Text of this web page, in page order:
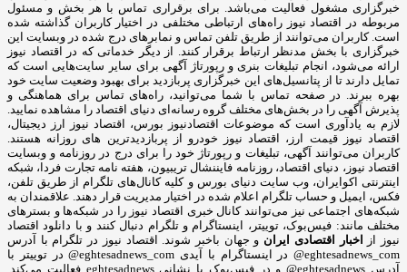
خبرگزاری مشغول فعالیت می‌باشد. برای برقراری تماس با هر بخش و مسئول
مربوطه در اقتصاد نیوز راه‌های ارتباطی مختلفی در اختیار کاربران گذاشته شده
است. کاربران می‌توانند از طریق تلفن تماس و نمابرهای درج شده در وبسایت این
خبرگزاری با بخش مدنظر ارتباط برقرار کنند. از دیگر خدماتی که در اقتصاد نیوز
ارائه می‌شود، انجام تبلیغات بنری و رپورتاژ آگهی برای سایر سایت‌هایی است که
تمایل دارند تا از پتانسیل‌های این خبرگزاری پربازدید برای بهبود وضعیت سایت خود
بهره ببرند. در صفحه تماس با شما می‌توانید، راه‌های تماس برای هماهنگی و
پذیرش آگهی را در بخش‌های مختلف گروه رسانه‌ای دنیای اقتصاد را مشاهده نمایید.
لازم به یادآوری است که موضوعات اقتصادنیوز بورس، اقتصاد نیوز ارز دیجیتال،
اقتصاد نیوز قیمت ارز، اقتصاد نیوز خودرو از پربازدیدترین های روزانه هستند.
کاربران می‌توانند آگهی، تبلیغات و رپورتاژ خود را برای درج در روزنامه و وبسایت
اقتصاد نیوز، دنیای اقتصاد، روزنامه فایننشال تریبیون، هفته نامه تجارت فردا، شبکه
اینترنتی اکوایران، وب سایت دنیای بورس و کلیه کانال‌های تلگرام از طریق تلفن،
فکس، ایمیل و حساب تلگرام اعلام شده در اختیار مدیریت قرار دهند. علاقمندان به
شبکه‎‌های اجتماعی نیز می‌توانند کانال خبری اقتصاد نیوز را در شبکه‌ها و بسترهای
مختلف مانند: فیس‌بوک، توییتر، اینستاگرام و تلگرام دنبال کنند و با دانلود اقتصاد
نیوز از اخبار اقتصادی ایران و جهان باخبر شوند. اقتصاد نیوز در تلگرام با آدرس
eghtesadnews_com@ در اینستاگرام با آیدی eghtesadnews_com@ در توییتر با
آدرس eghtesadnews@ و در فیس‌بوک با نشانی eghtesadnews فعالیت می‌کند.